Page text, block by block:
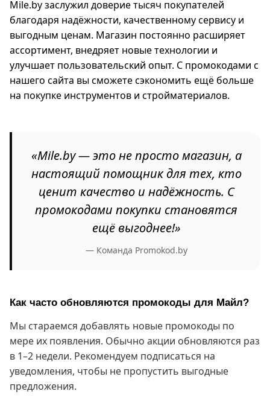
Mile.by заслужил доверие тысяч покупателей
благодаря надёжности, качественному сервису и
выгодным ценам. Магазин постоянно расширяет
ассортимент, внедряет новые технологии и
улучшает пользовательский опыт. С промокодами с
нашего сайта вы сможете сэкономить ещё больше
на покупке инструментов и стройматериалов.
«Mile.by — это не просто магазин, а
настоящий помощник для тех, кто
ценит качество и надёжность. С
промокодами покупки становятся
ещё выгоднее!»
— Команда Promokod.by
Как часто обновляются промокоды для Майл?
Мы стараемся добавлять новые промокоды по
мере их появления. Обычно акции обновляются раз
в 1–2 недели. Рекомендуем подписаться на
уведомления, чтобы не пропустить выгодные
предложения.